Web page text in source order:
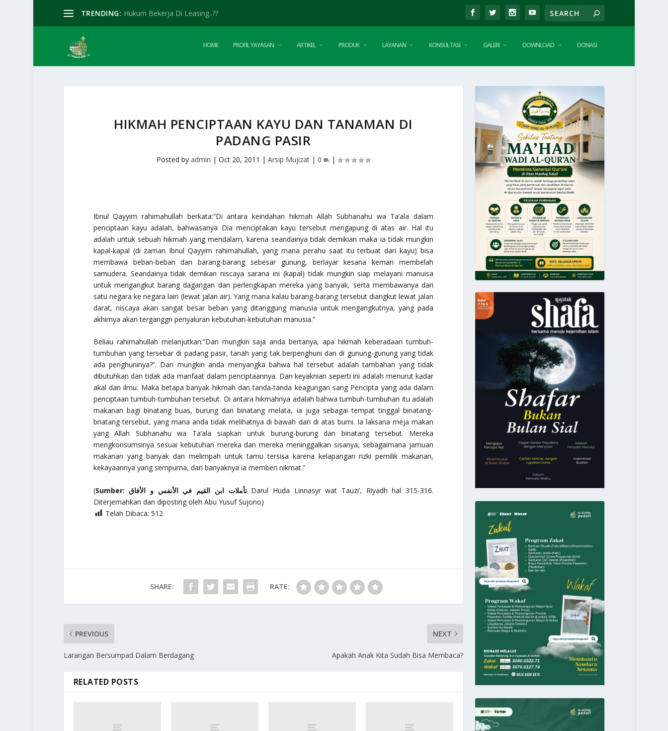
TRENDING: Hukum Bekerja Di Leasing..??
HOME PROFIL YAYASAN ARTIKEL PRODUK LAYANAN KONSULTASI GALERI DOWNLOAD DONASI
HIKMAH PENCIPTAAN KAYU DAN TANAMAN DI
PADANG PASIR
Posted by admin | Oct 20, 2011 | Arsip Mujizat| 0 |
Ibnul Qayyimrahimahullah berkata:”Di antara keindahan hikmah AllahSubhanahu wa Ta’ala dalam
penciptaan kayu adalah, bahwasanya Dia menciptakan kayu tersebut mengapung di atas air. Hal itu
adalah untuk sebuah hikmah yang mendalam, karena seandainya tidak demikian maka ia tidak mungkin
kapal-kapal (di zaman Ibnul Qayyimrahimahullah, yang mana perahu saat itu terbuat dari kayu) bisa
membawa beban-beban dan barang-barang sebesar gunung, berlayar kesana kemari membelah
samudera. Seandainya tidak demikan niscaya sarana ini (kapal) tidak mungkin siap melayani manuisa
untuk mengangkut barang dagangan dan perlengkapan mereka yang banyak, serta membawanya dari
satu negara ke negara lain (lewat jalan air). Yang mana kalau barang-barang tersebut diangkut lewat jalan
darat, niscaya akan sangat besar beban yang ditanggung manusia untuk mengangkutnya, yang pada
akhirnya akan terganggn penyaluran kebutuhan-kebutuhan manusia.”
Beliau rahimahullah melanjutkan:”Dan mungkin saja anda bertanya, apa hikmah keberadaan tumbuh-
tumbuhan yang tersebar di padang pasir, tanah yang tak berpenghuni dan di gunung-gunung yang tidak
ada penghuninya?”. Dan mungkin anda menyangka bahwa hal tersebut adalah tambahan yang tidak
dibutuhkan dan tidak ada manfaat dalam penciptaannya. Dan keyaknian seperti ini adalah menurut kadar
akal dan ilmu. Maka betapa banyak hikmah dan tanda-tanda keagungan sang Pencipta yang ada dalam
penciptaan tumbuh-tumbuhan tersebut. Di antara hikmahnya adalah bahwa tumbuh-tumbuhan itu adalah
makanan bagi binatang buas, burung dan binatang melata, ia juga sebagai tempat tinggal binatang-
bnatang tersebut, yang mana anda tidak melihatnya di bawah dan di atas bumi. Ia laksana meja makan
yang Allah Subhanahu wa Ta’ala siapkan untuk burung-burung dan binatang tersebut. Mereka
mengkonsumsinya sesuai kebutuhan mereka dan mereka meninggalkan sisanya, sebagaimana jamuan
makanan yang banyak dan melimpah untuk tamu tersisa karena kelapangan rizki pemilik makanan,
kekayaannya yang sempurna, dan banyaknya ia memberi nikmat.”
( Sumber: تأملات ابن القيم في الأنفس و الأفاقDarul Huda Linnasyr wat Tauzi’, Riyadh hal 315-316.
Diterjemahkan dan diposting oleh Abu Yusuf Sujono)
Telah Dibaca: 512
SHARE: RATE:
PREVIOUS
Larangan Bersumpad Dalam Berdagang
NEXT
Apakah Anak Kita Sudah Bisa Membaca?
RELATED POSTS